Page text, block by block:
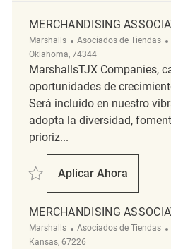
MERCHANDISING
Marshalls Categoría
Asociados de Tiendas
Oklahoma, 74344
MarshallsTJX Companies,
oportunidades de
Será incluido en nuestro
adopta la diversidad,
prioriz...
Salvar Merchandising Associate
Aplicar Ahora
Merchandising
MERCHANDISING
Marshalls Categoría
Asociados de Tiendas
Kansas, 67226